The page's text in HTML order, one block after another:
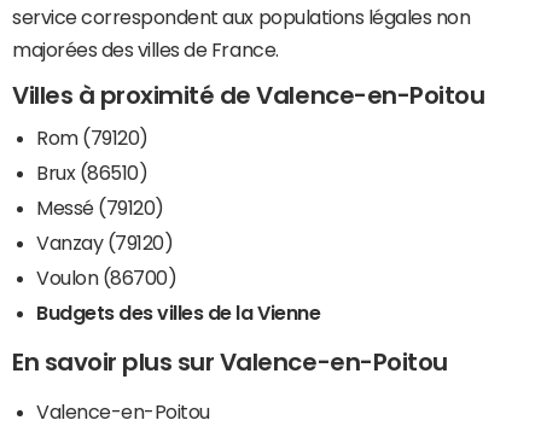
service correspondent aux populations légales non
majorées des villes de France.
Villes à proximité de Valence-en-Poitou
Rom (79120)
Brux (86510)
Messé (79120)
Vanzay (79120)
Voulon (86700)
Budgets des villes de la Vienne
En savoir plus sur Valence-en-Poitou
Valence-en-Poitou